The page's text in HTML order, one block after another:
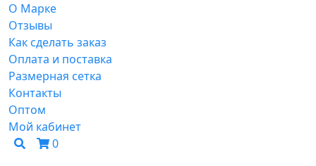
О Марке
Отзывы
Как сделать заказ
Оплата и поставка
Размерная сетка
Контакты
Оптом
Мой кабинет
0